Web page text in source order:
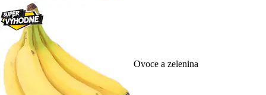
Ovoce a zelenina